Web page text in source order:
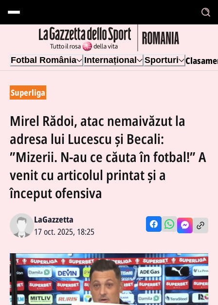
Fotbal România Internațional Sporturi
Superliga
Mirel Rădoi, atac nemaivăzut la
adresa lui Lucescu și Becali:
”Mizerii. N-au ce căuta în fotbal!” A
venit cu articolul printat și a
început ofensiva
LaGazzetta
17 oct. 2025, 18:25